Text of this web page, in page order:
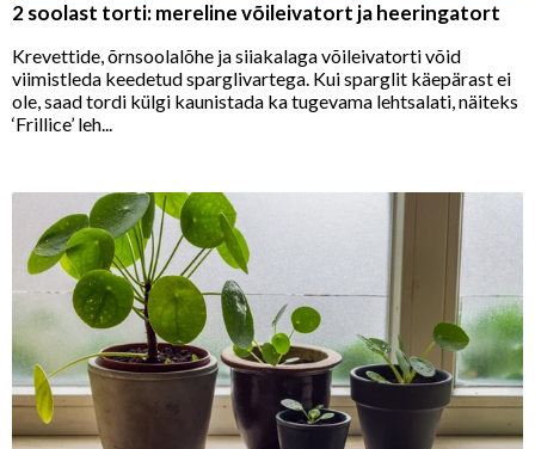
2 soolast torti: mereline võileivatort ja heeringatort
Krevettide, õrnsoolalõhe ja siiakalaga võileivatorti võid
viimistleda keedetud sparglivartega. Kui sparglit käepärast ei
ole, saad tordi külgi kaunistada ka tugevama lehtsalati, näiteks
‘Frillice’ leh...